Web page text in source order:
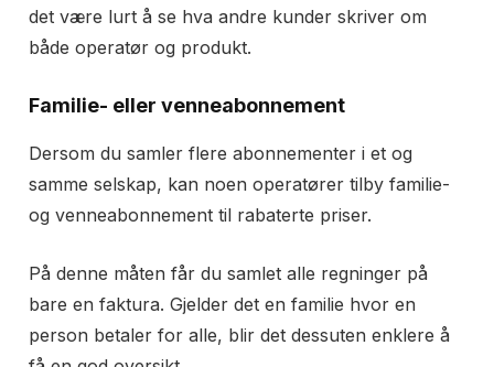
det være lurt å se hva andre kunder skriver om
både operatør og produkt.
Familie- eller venneabonnement
Dersom du samler flere abonnementer i et og
samme selskap, kan noen operatører tilby familie-
og venneabonnement til rabaterte priser.
På denne måten får du samlet alle regninger på
bare en faktura. Gjelder det en familie hvor en
person betaler for alle, blir det dessuten enklere å